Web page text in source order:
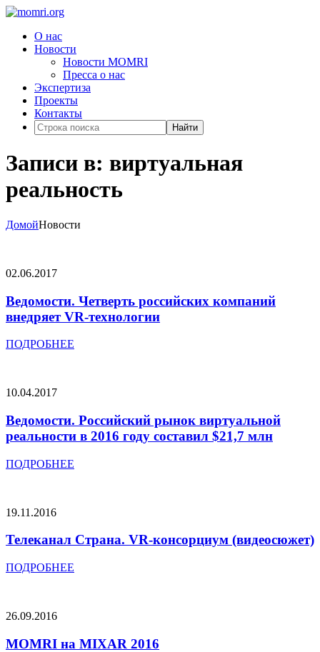
О нас
Новости
Новости MOMRI
Пресса о нас
Экспертиза
Проекты
Контакты
Найти
Записи в: виртуальная
реальность
ДомойНовости
02.06.2017
Ведомости. Четверть российских компаний
внедряет VR-технологии
ПОДРОБНЕЕ
10.04.2017
Ведомости. Российский рынок виртуальной
реальности в 2016 году составил $21,7 млн
ПОДРОБНЕЕ
19.11.2016
Телеканал Страна. VR-консорциум (видеосюжет)
ПОДРОБНЕЕ
26.09.2016
MOMRI на MIXAR 2016